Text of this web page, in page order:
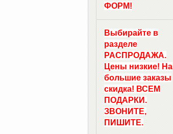
ФОРМ!
Выбирайте в
разделе
РАСПРОДАЖА.
Цены низкие! На
большие заказы
скидка! ВСЕМ
ПОДАРКИ.
ЗВОНИТЕ,
ПИШИТЕ.